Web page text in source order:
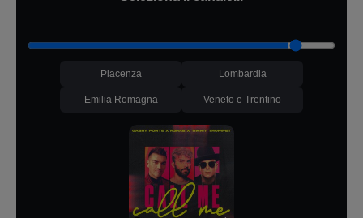
Piacenza Lombardia
Emilia Romagna Veneto e Trentino